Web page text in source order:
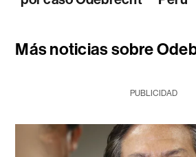
Más noticias sobre
PUBLICIDAD